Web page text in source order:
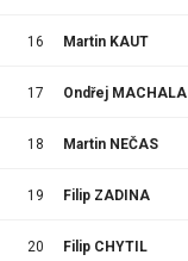
16 Martin KAUT
17 Ondřej MACHALA
18 Martin NEČAS
19 Filip ZADINA
20 Filip CHYTIL